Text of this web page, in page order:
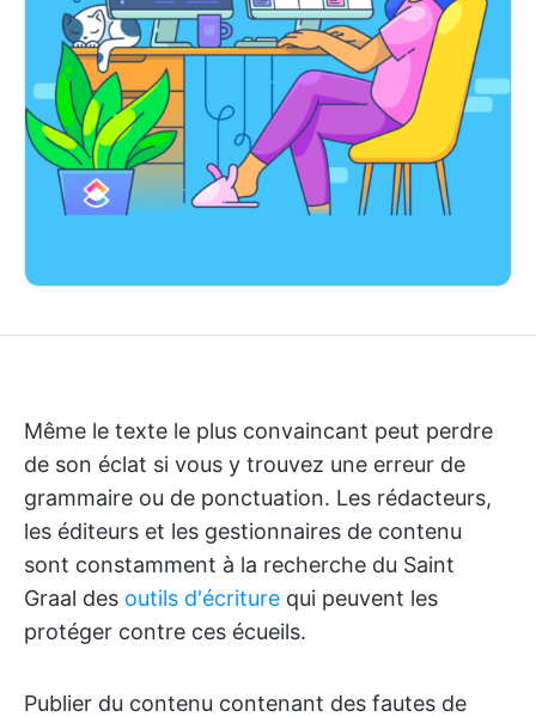
Même le texte le plus convaincant peut perdre
de son éclat si vous y trouvez une erreur de
grammaire ou de ponctuation. Les rédacteurs,
les éditeurs et les gestionnaires de contenu
sont constamment à la recherche du Saint
Graal des outils d'écriture qui peuvent les
protéger contre ces écueils.
Publier du contenu contenant des fautes de